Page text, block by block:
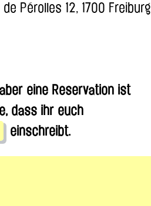
Pérolles 12, 1700 Freiburg
eine Reservation ist
dass ihr euch
einschreibt.